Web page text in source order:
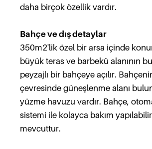
daha birçok özellik vardır.
Bahçe ve dış detaylar
350m2'lik özel bir arsa içinde
büyük teras ve barbekü alanının
peyzajlı bir bahçeye açılır.
çevresinde güneşlenme alanı
yüzme havuzu vardır. Bahçe,
sistemi ile kolayca bakım
mevcuttur.